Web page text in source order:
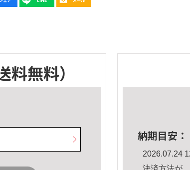
料無料）
納期目安：
2026.07.24
決済方法が